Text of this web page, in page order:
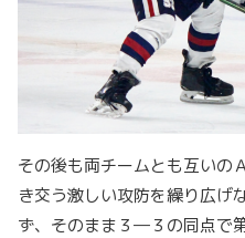
その後も両チームとも互いの
き交う激しい攻防を繰り広げ
ず、そのまま３―３の同点で